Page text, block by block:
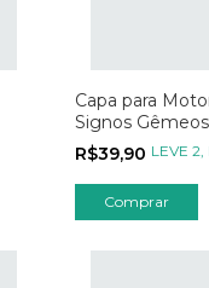
Capa para
Signos Gêmeos
R$39,90 LEVE 2,
Comprar